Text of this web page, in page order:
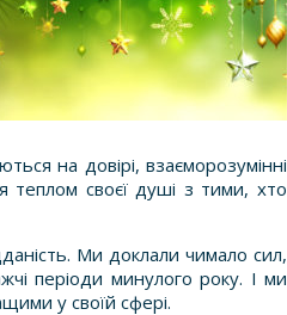
на довірі, взаєморозумінні
теплом своєї душі з тими, хто
Ми доклали чимало сил,
періоди минулого року. І ми
у своїй сфері.